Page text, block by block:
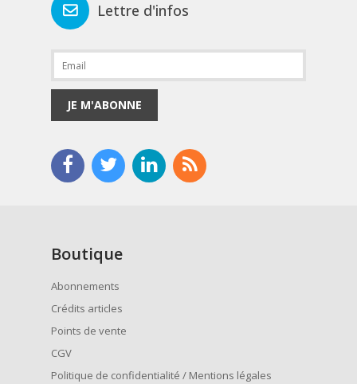
Lettre d'infos
JE M'ABONNE
Boutique
Abonnements
Crédits articles
Points de vente
CGV
Politique de confidentialité / Mentions légales